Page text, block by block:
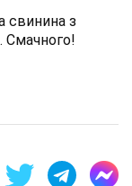
свинина з
Смачного!